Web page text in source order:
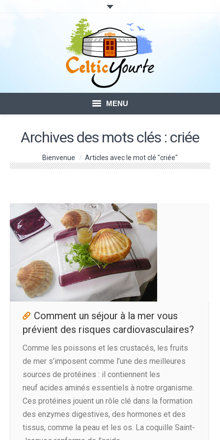
MENU
CONTACTS
Archives des mots clés : criée
Vous êtes ici :Bienvenue Articles avec le mot clé "criée"
Comment un séjour à la mer vous
prévient des risques cardiovasculaires?
Comme les poissons et les crustacés, les fruits
de mer s’imposent comme l’une des meilleures
sources de protéines : il contiennent les
neuf acides aminés essentiels à notre organisme.
Ces protéines jouent un rôle clé dans la formation
des enzymes digestives, des hormones et des
tissus, comme la peau et les os. La coquille Saint-